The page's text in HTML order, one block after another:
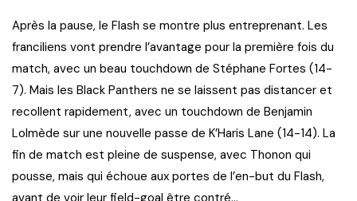
Après la pause, le Flash se montre plus entreprenant. Les
franciliens vont prendre l’avantage pour la première fois du
match, avec un beau touchdown de Stéphane Fortes (14-
7). Mais les Black Panthers ne se laissent pas distancer et
recollent rapidement, avec un touchdown de Benjamin
Lolmède sur une nouvelle passe de K’Haris Lane (14-14). La
fin de match est pleine de suspense, avec Thonon qui
pousse, mais qui échoue aux portes de l’en-but du Flash,